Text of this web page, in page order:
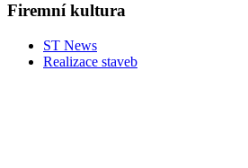
Firemní kultura
ST News
Realizace staveb